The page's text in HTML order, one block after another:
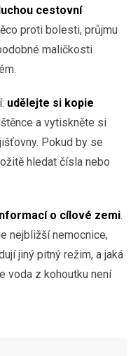
cestovní
proti bolesti, průjmu
maličkosti
udělejte si kopie
a vytiskněte si
Pokud by se
hledat čísla nebo
o cílové zemi.
nejbližší nemocnice,
jiný pitný režim, a jaká
voda z kohoutku není